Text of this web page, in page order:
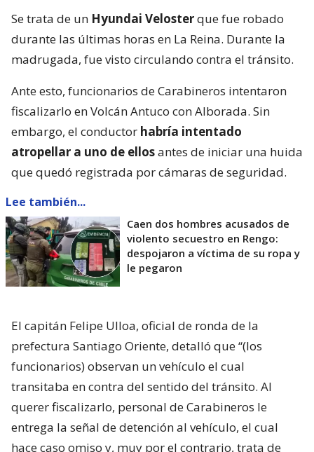
Se trata de un Hyundai Velosterque fue robado
durante las últimas horas en La Reina. Durante la
madrugada, fue visto circulando contra el tránsito.
Ante esto, funcionarios de Carabineros intentaron
fiscalizarlo en Volcán Antuco con Alborada. Sin
embargo, el conductor habría intentado
atropellar a uno de ellosantes de iniciar una huida
que quedó registrada por cámaras de seguridad.
Lee también...
Caen dos hombres acusados de
violento secuestro en Rengo:
despojaron a víctima de su ropa y
le pegaron
El capitán Felipe Ulloa, oficial de ronda de la
prefectura Santiago Oriente, detalló que “(los
funcionarios) observan un vehículo el cual
transitaba en contra del sentido del tránsito. Al
querer fiscalizarlo, personal de Carabineros le
entrega la señal de detención al vehículo, el cual
hace caso omiso y, muy por el contrario, trata de